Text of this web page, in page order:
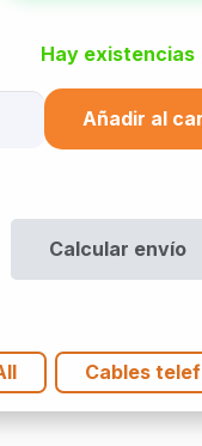
Hay existencias
Añadir al
Calcular envío
Cables